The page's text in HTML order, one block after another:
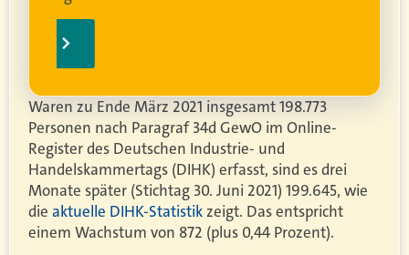
Waren zu Ende März 2021 insgesamt 198.773
Personen nach Paragraf 34d GewO im Online-
Register des Deutschen Industrie- und
Handelskammertags (DIHK) erfasst, sind es drei
Monate später (Stichtag 30. Juni 2021) 199.645, wie
die aktuelle DIHK-Statistikzeigt. Das entspricht
einem Wachstum von 872 (plus 0,44 Prozent).